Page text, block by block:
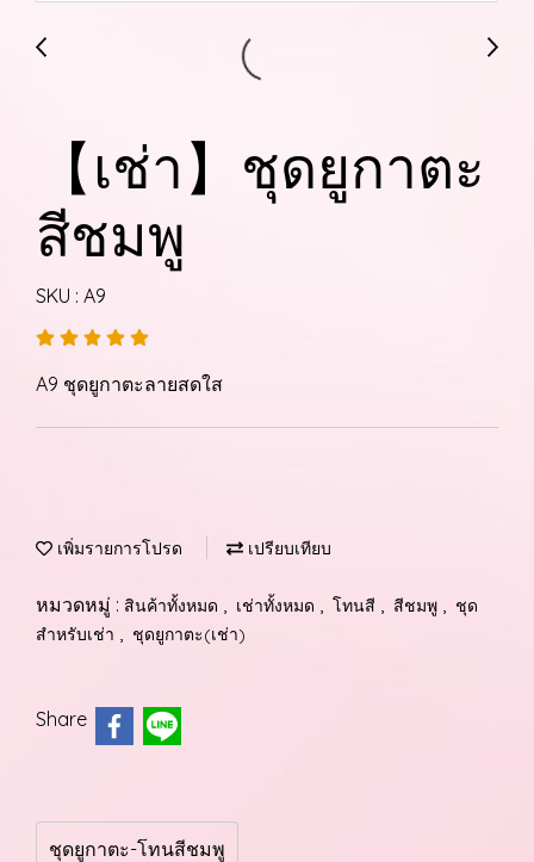
【เช่า】ชุดยูกาตะ
สีชมพู
SKU : A9
A9 ชุดยูกาตะลายสดใส
เพิ่มรายการโปรด เปรียบเทียบ
หมวดหมู่ : สินค้าทั้งหมด , เช่าทั้งหมด , โทนสี , สีชมพู , ชุด
สำหรับเช่า , ชุดยูกาตะ(เช่า)
Share
ชุดยูกาตะ-โทนสีชมพู